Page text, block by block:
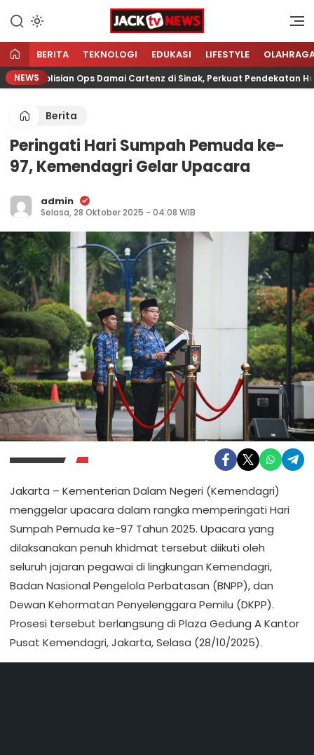
konten
Jacktvnews.com
Sumber Referensi Terpercaya
BERITA TEKNOLOGI EDUKASI LIFESTYLE
NEWS
Kepolisian Ops Damai Cartenz di Sinak, Perkuat Pendekatan
Berita
Peringati Hari Sumpah Pemuda ke-
97, Kemendagri Gelar Upacara
admin
Selasa, 28 Oktober 2025 - 04:08 WIB
Jakarta – Kementerian Dalam Negeri (Kemendagri)
menggelar upacara dalam rangka memperingati Hari
Sumpah Pemuda ke-97 Tahun 2025. Upacara yang
dilaksanakan penuh khidmat tersebut diikuti oleh
seluruh jajaran pegawai di lingkungan Kemendagri,
Badan Nasional Pengelola Perbatasan (BNPP), dan
Dewan Kehormatan Penyelenggara Pemilu (DKPP).
Prosesi tersebut berlangsung di Plaza Gedung A Kantor
Pusat Kemendagri, Jakarta, Selasa (28/10/2025).